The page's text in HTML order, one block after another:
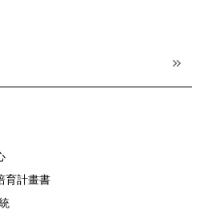
育計畫書